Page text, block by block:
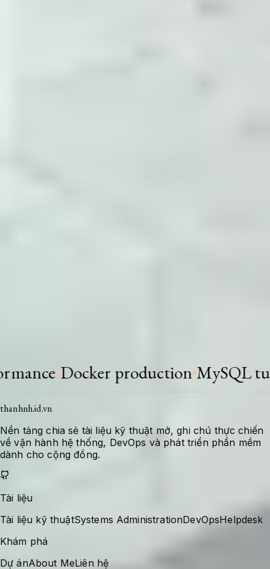
Docker productionMySQL tuning
thanhnh.id.vn
Nền tảng chia sẻ tài liệu kỹ thuật mở, ghi chú thực chiến
về vận hành hệ thống, DevOps và phát triển phần mềm
dành cho cộng đồng.
Tài liệu
Tài liệu kỹ thuậtSystems AdministrationDevOpsHelpdesk
Khám phá
Dự ánAbout MeLiên hệ